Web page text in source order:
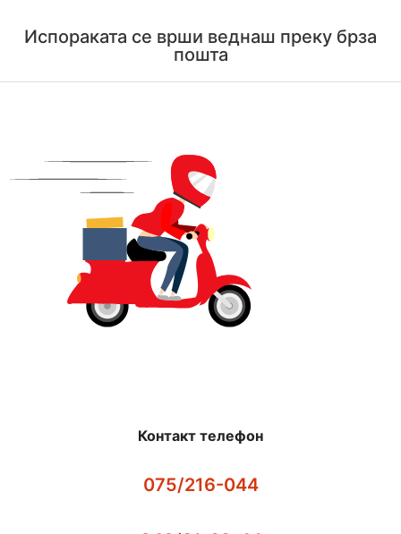
Испораката се врши веднаш преку брза
пошта
Контакт телефон
075/216-044